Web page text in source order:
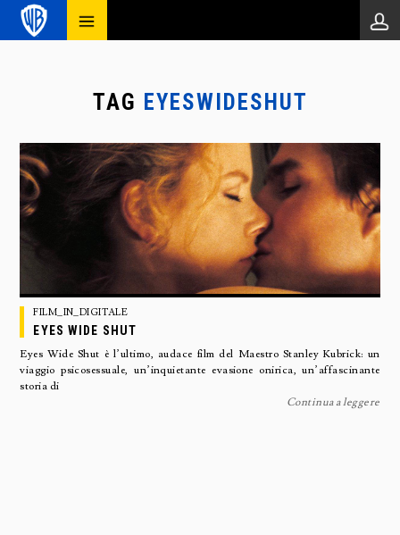
TAG EYESWIDESHUT
FILM_IN_DIGITALE
EYES WIDE SHUT
Eyes Wide Shut è l’ultimo, audace film del Maestro Stanley Kubrick: un
viaggio psicosessuale, un’inquietante evasione onirica, un’affascinante
storia di
Continua a leggere